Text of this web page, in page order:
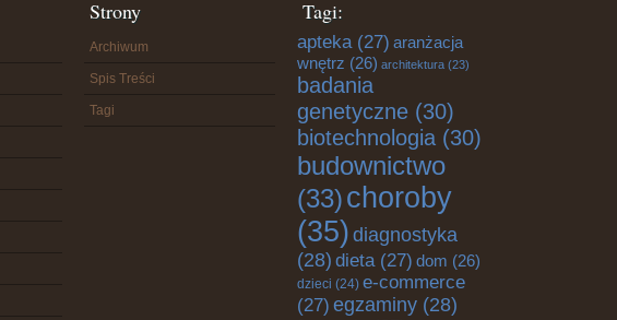
Strony
Archiwum
Spis Treści
Tagi
Tagi:
apteka(27) aranżacja
wnętrz (26) architektura (23)
badania
genetyczne (30)
biotechnologia (30)
budownictwo
(33)choroby
(35) diagnostyka
(28) dieta(27) dom (26)
dzieci (24) e-commerce
(27) egzaminy (28)